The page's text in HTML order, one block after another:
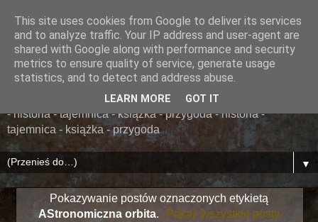
......... ZAPOMNIANA
BIBLIOTEKA ........
książka - przygoda - historia - tajemnica - książka - przygoda
- historia - tajemnica - książka - przygoda - historia -
tajemnica - książka - przygoda
▼
Pokazywanie postów oznaczonych etykietą
AStronomiczna orbita. Pokaż wszystkie posty
This site uses cookies from Google to deliver its services
and to analyze traffic. Your IP address and user-agent are
shared with Google along with performance and security
metrics to ensure quality of service, generate usage
statistics, and to detect and address abuse.
LEARN MORE GOT IT